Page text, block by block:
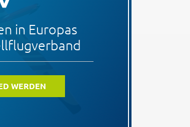
in Europas
WERDEN